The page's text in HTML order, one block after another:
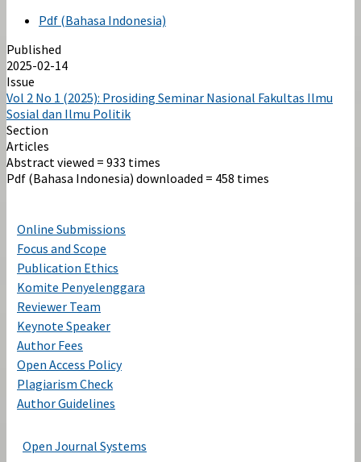
Pdf (Bahasa Indonesia)
Published
2025-02-14
Issue
Vol 2 No 1 (2025): Prosiding Seminar Nasional Fakultas Ilmu
Sosial dan Ilmu Politik
Section
Articles
Abstract viewed = 933 times
Pdf (Bahasa Indonesia) downloaded = 458 times
Online Submissions
Focus and Scope
Publication Ethics
Komite Penyelenggara
Reviewer Team
Keynote Speaker
Author Fees
Open Access Policy
Plagiarism Check
Author Guidelines
Open Journal Systems